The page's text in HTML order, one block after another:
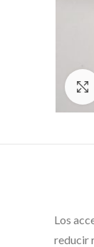
Los
reducir